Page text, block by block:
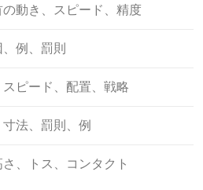
動き、スピード、精度
例、罰則
ピード、配置、戦略
法、罰則、例
、トス、コンタクト